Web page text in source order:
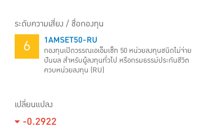
ระดับความเสี่ยง / ชื่อกองทุน
6 1AMSET50-RU
กองทุนเปิดวรรณเอเอ็มเซ็ท 50 หน่วยลงทุนชนิดไม่จ่าย
ปันผล สำหรับผู้ลงทุนทั่วไป หรือกรมธรรม์ประกันชีวิต
ควบหน่วยลงทุน (RU)
เปลี่ยนแปลง
-0.2922